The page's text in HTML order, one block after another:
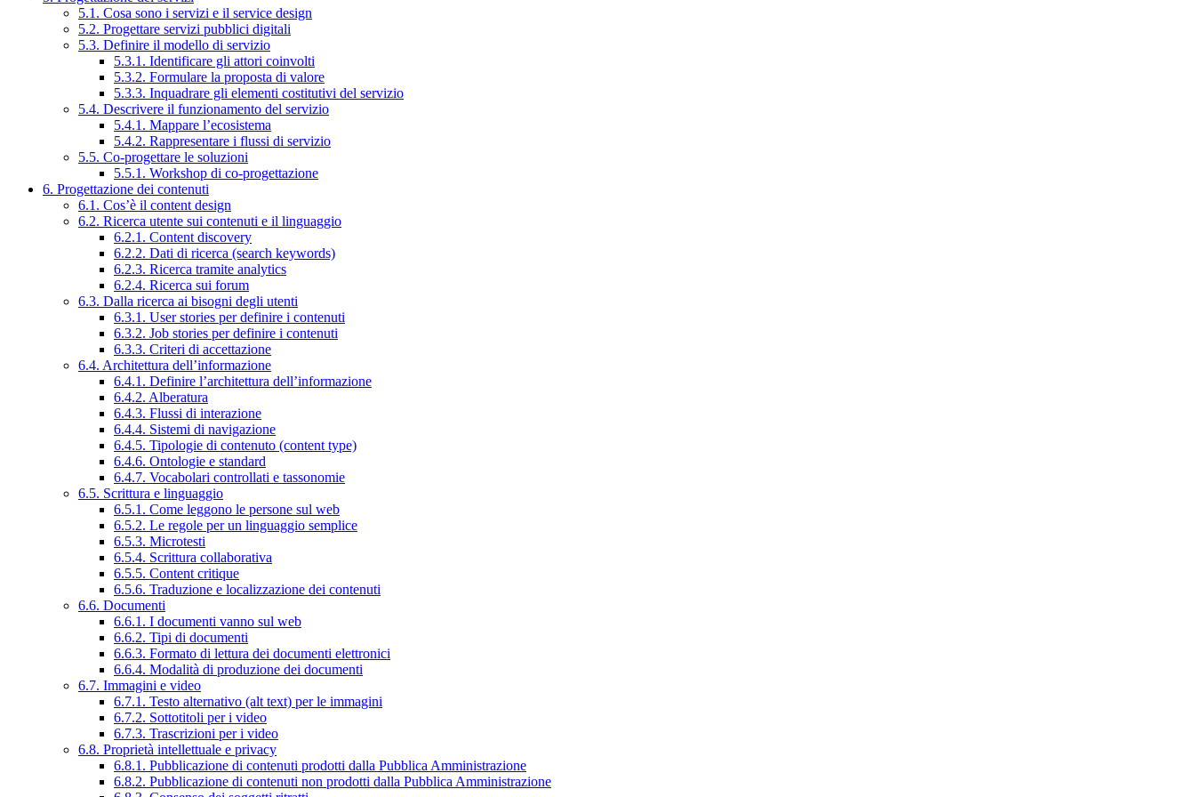
5.1. Cosa sono i servizi e il service design
5.2. Progettare servizi pubblici digitali
5.3. Definire il modello di servizio
5.3.1. Identificare gli attori coinvolti
5.3.2. Formulare la proposta di valore
5.3.3. Inquadrare gli elementi costitutivi del servizio
5.4. Descrivere il funzionamento del servizio
5.4.1. Mappare l’ecosistema
5.4.2. Rappresentare i flussi di servizio
5.5. Co-progettare le soluzioni
5.5.1. Workshop di co-progettazione
6. Progettazione dei contenuti
6.1. Cos’è il content design
6.2. Ricerca utente sui contenuti e il linguaggio
6.2.1. Content discovery
6.2.2. Dati di ricerca (search keywords)
6.2.3. Ricerca tramite analytics
6.2.4. Ricerca sui forum
6.3. Dalla ricerca ai bisogni degli utenti
6.3.1. User stories per definire i contenuti
6.3.2. Job stories per definire i contenuti
6.3.3. Criteri di accettazione
6.4. Architettura dell’informazione
6.4.1. Definire l’architettura dell’informazione
6.4.2. Alberatura
6.4.3. Flussi di interazione
6.4.4. Sistemi di navigazione
6.4.5. Tipologie di contenuto (content type)
6.4.6. Ontologie e standard
6.4.7. Vocabolari controllati e tassonomie
6.5. Scrittura e linguaggio
6.5.1. Come leggono le persone sul web
6.5.2. Le regole per un linguaggio semplice
6.5.3. Microtesti
6.5.4. Scrittura collaborativa
6.5.5. Content critique
6.5.6. Traduzione e localizzazione dei contenuti
6.6. Documenti
6.6.1. I documenti vanno sul web
6.6.2. Tipi di documenti
6.6.3. Formato di lettura dei documenti elettronici
6.6.4. Modalità di produzione dei documenti
6.7. Immagini e video
6.7.1. Testo alternativo (alt text) per le immagini
6.7.2. Sottotitoli per i video
6.7.3. Trascrizioni per i video
6.8. Proprietà intellettuale e privacy
6.8.1. Pubblicazione di contenuti prodotti dalla Pubblica Amministrazione
6.8.2. Pubblicazione di contenuti non prodotti dalla Pubblica Amministrazione